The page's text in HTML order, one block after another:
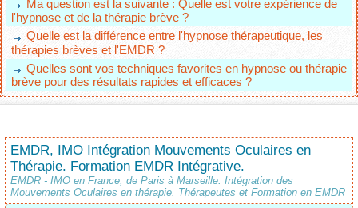
Ma question est la suivante : Quelle est votre expérience de
l'hypnose et de la thérapie brève ?
Quelle est la différence entre l'hypnose thérapeutique, les
thérapies brèves et l'EMDR ?
Quelles sont vos techniques favorites en hypnose ou thérapie
brève pour des résultats rapides et efficaces ?
EMDR, IMO Intégration Mouvements Oculaires en
Thérapie. Formation EMDR Intégrative.
EMDR - IMO en France, de Paris à Marseille. Intégration des
Mouvements Oculaires en thérapie. Thérapeutes et Formation en EMDR